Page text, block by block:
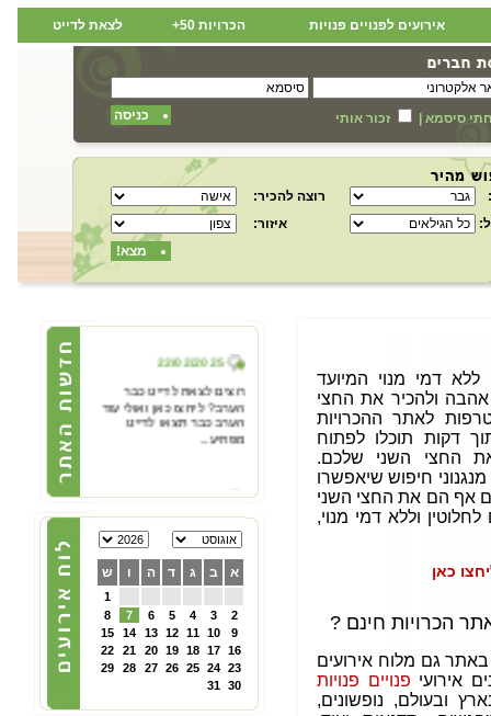
אירועים לפנויים פנויות הכרויות 50+ לצאת לדייט
סיסמא זכור אותי כניסה
רוצה להכיר:
איזור:
מצא!
ללא דמי מנוי המיועד
אהבה ולהכיר את החצי
לאתר ההכרויות
דקות תוכלו לפתוח
החצי השני שלכם.
חיפוש שיאפשרו
אף הם את החצי השני
וללא דמי מנוי,
כאן
הכרויות חינם ?
גם מלוח אירועים
אירועי פנויים פנויות
ובעולם, נופשונים,
22/02/2025
רוצים לצאת לדייט כבר
הערב? ליחצו כאן ואולי עוד
הערב כבר תצאו לדייט
מפתיע...
הכרויות לפרק ב' - קבוצת
פייסבוק תוססת ופעילה
לגרושים וגרושות שמחפשים
ליחצו כאן
05/10/2024
צוות האתר מאחל לכם
ולמשפחתכם, שתהיה שנה
טובה ומתוקה, שנה של
א ב ג ד ה ו ש
1
2
3
4
5
6
7
8
9
10
11
12
13
14
15
16
17
18
19
20
21
22
23
24
25
26
27
28
29
30
31